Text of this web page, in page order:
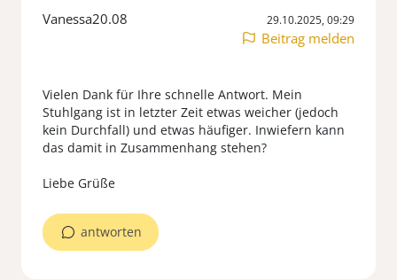
Vanessa20.08 29.10.2025, 09:29
Beitrag melden
Vielen Dank für Ihre schnelle Antwort. Mein
Stuhlgang ist in letzter Zeit etwas weicher (jedoch
kein Durchfall) und etwas häufiger. Inwiefern kann
das damit in Zusammenhang stehen?
antworten